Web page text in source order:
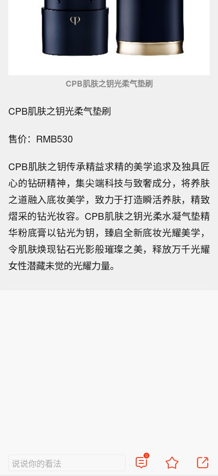
CPB肌肤之钥光柔气垫刷
CPB肌肤之钥光柔气垫刷
售价：RMB530
CPB肌肤之钥传承精益求精的美学追求及独具匠
心的钻研精神，集尖端科技与致奢成分，将养肤
之道融入底妆美学，致力于打造瞬活养肤，精致
熠采的钻光妆容。CPB肌肤之钥光柔水凝气垫精
华粉底膏以钻光为钥，臻启全新底妆光耀美学，
令肌肤焕现钻石光影般璀璨之美，释放万千光耀
女性潜藏未觉的光耀力量。
说说你的看法
0